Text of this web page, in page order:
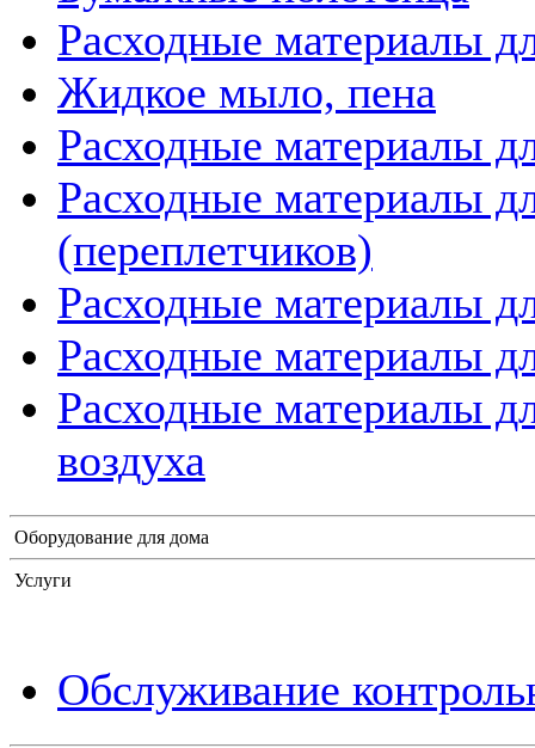
Расходные материалы
Жидкое мыло, пена
Расходные материалы
Расходные материалы
(переплетчиков)
Расходные материалы
Расходные материалы
Расходные материалы
воздуха
Оборудование для дома
Услуги
Обслуживание